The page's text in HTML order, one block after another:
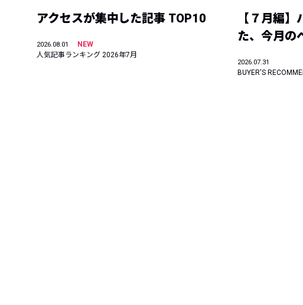
アクセスが集中した記事 TOP10
2026.08.01
NEW
人気記事ランキング 2026年7月
【７月編
た、今月の
2026.07.31
BUYER'S